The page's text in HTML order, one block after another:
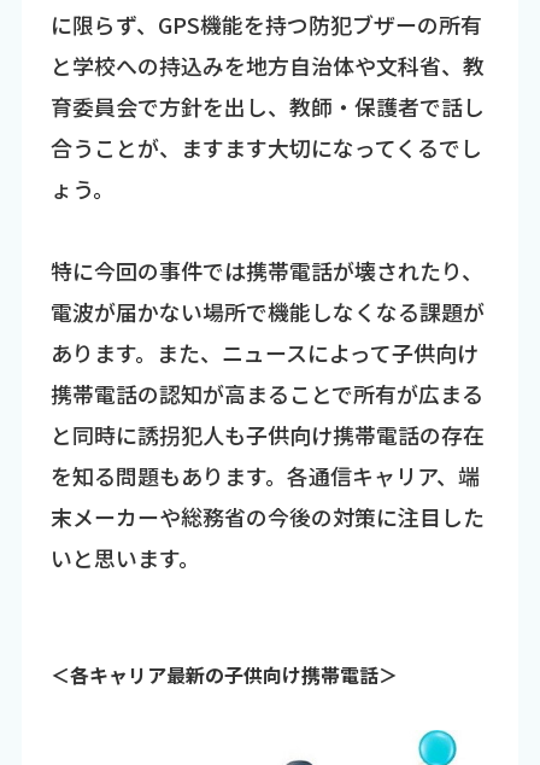
に限らず、GPS機能を持つ防犯ブザーの所有
と学校への持込みを地方自治体や文科省、教
育委員会で方針を出し、教師・保護者で話し
合うことが、ますます大切になってくるでし
ょう。
特に今回の事件では携帯電話が壊されたり、
電波が届かない場所で機能しなくなる課題が
あります。また、ニュースによって子供向け
携帯電話の認知が高まることで所有が広まる
と同時に誘拐犯人も子供向け携帯電話の存在
を知る問題もあります。各通信キャリア、端
末メーカーや総務省の今後の対策に注目した
いと思います。
＜各キャリア最新の子供向け携帯電話＞